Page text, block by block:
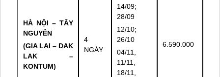
HÀ NỘI – TÂY
NGUYÊN
(GIA LAI – DAK
LAK –
KONTUM)
4
NGÀY
14/09;
28/09
12/10;
26/10
04/11,
11/11,
18/11,
6.590.000